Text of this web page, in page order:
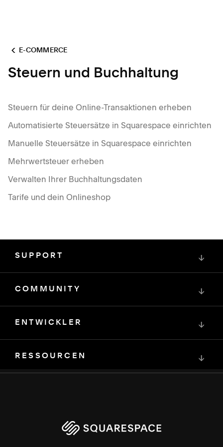
E-COMMERCE
Steuern und Buchhaltung
Steuern für deine Online-Transaktionen erheben
Automatisierte Steuersätze in Squarespace einrichten
Manuelle Steuersätze in Squarespace einrichten
Mehrwertsteuer erheben
Verwalten Ihrer Buchhaltungsdaten
Tarife und dein Onlineshop
SUPPORT ↓
COMMUNITY ↓
ENTWICKLER ↓
RESSOURCEN ↓